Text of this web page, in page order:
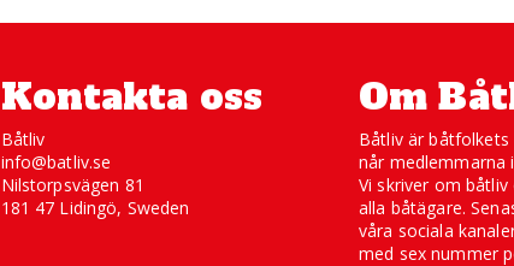
Kontakta oss
Båtliv
info@batliv.se
Nilstorpsvägen 81
181 47 Lidingö, Sweden
Om
Båtliv är
når medlemmarna
Vi skriver om
alla båtägare.
våra sociala
med sex nummer